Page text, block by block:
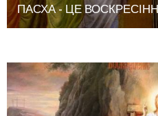
ПАСХА - ЦЕ